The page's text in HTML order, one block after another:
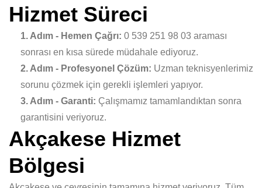
Hizmet Süreci
1. Adım - Hemen Çağrı: 0 539 251 98 03 araması
sonrası en kısa sürede müdahale ediyoruz.
2. Adım - Profesyonel Çözüm: Uzman teknisyenlerimiz
sorunu çözmek için gerekli işlemleri yapıyor.
3. Adım - Garanti: Çalışmamız tamamlandıktan sonra
garantisini veriyoruz.
Akçakese Hizmet
Bölgesi